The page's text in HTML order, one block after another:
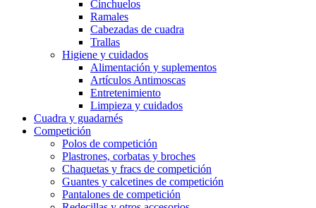
Cinchuelos
Ramales
Cabezadas de cuadra
Trallas
Higiene y cuidados
Alimentación y suplementos
Artículos Antimoscas
Entretenimiento
Limpieza y cuidados
Cuadra y guadarnés
Competición
Polos de competición
Plastrones, corbatas y broches
Chaquetas y fracs de competición
Guantes y calcetines de competición
Pantalones de competición